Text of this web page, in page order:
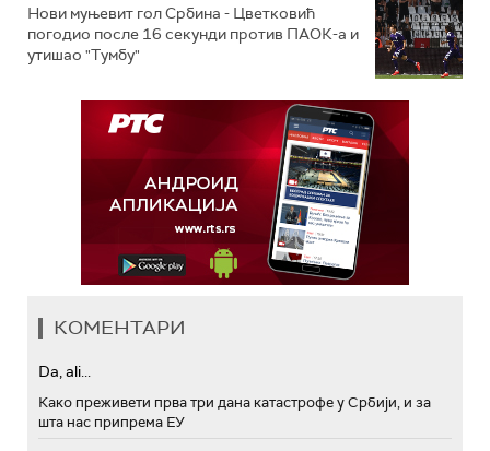
Нови муњевит гол Србина - Цветковић
погодио после 16 секунди против ПАОК-а и
утишао "Тумбу"
КОМЕНТАРИ
Da, ali...
Како преживети прва три дана катастрофе у Србији, и за
шта нас припрема ЕУ